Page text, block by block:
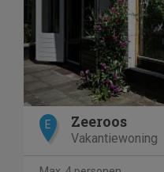
E Zeeroos
Vakantiewoning